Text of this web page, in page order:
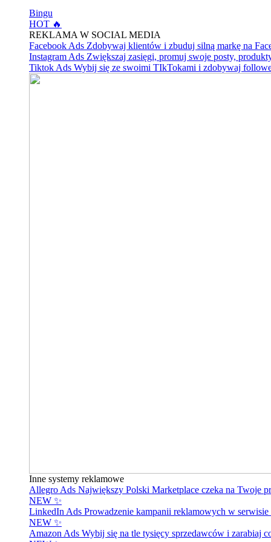
Bingu
HOT 🔥
REKLAMA W SOCIAL MEDIA
Facebook Ads Zdobywaj klientów i zbuduj silną markę na
Instagram Ads Zwiększaj zasięgi, promuj swoje posty,
Tiktok Ads Wybij się ze swoimi TIkTokami i zdobywaj
Inne systemy reklamowe
Allegro Ads Największy Polski Marketplace czeka na Twoje
NEW ✨
LinkedIn Ads Prowadzenie kampanii reklamowych w
NEW ✨
Amazon Ads Wybij się na tle tysięcy sprzedawców i zarabiaj